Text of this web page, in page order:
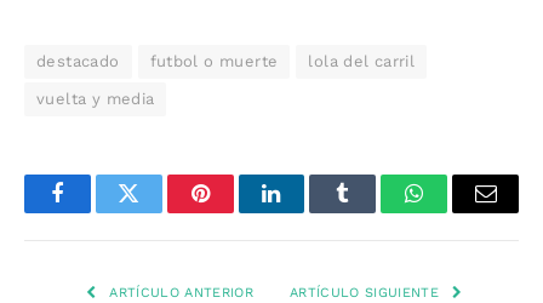
destacado futbol o muerte lola del carril
vuelta y media
FacebookTwitter PinterestLinkedInTumblr WhatsAppEmail
ARTÍCULO ANTERIOR ARTÍCULO SIGUIENTE